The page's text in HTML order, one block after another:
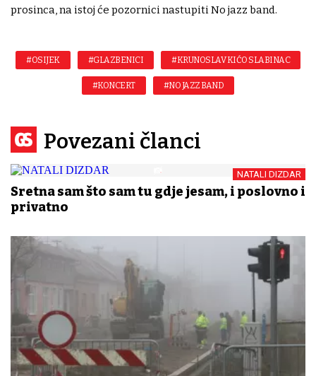
prosinca, na istoj će pozornici nastupiti No jazz band.
#OSIJEK #GLAZBENICI #KRUNOSLAV KIĆO SLABINAC
#KONCERT #NO JAZZ BAND
Povezani članci
NATALI DIZDAR
Sretna sam što sam tu gdje jesam, i poslovno i
privatno